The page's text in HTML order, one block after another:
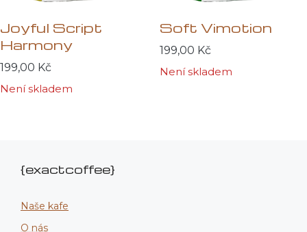
Joyful Script
Harmony
199,00 Kč
Není skladem
Soft Vimotion
199,00 Kč
Není skladem
{exactcoffee}
Naše kafe
O nás